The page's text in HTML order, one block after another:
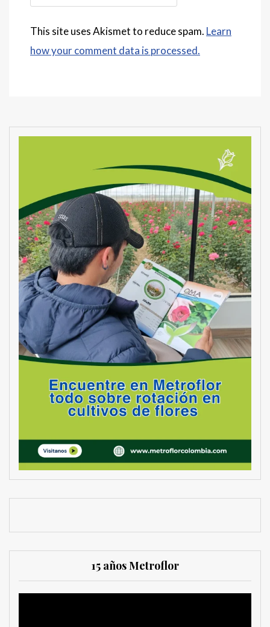
This site uses Akismet to reduce spam. Learn
how your comment data is processed.
15 años Metroflor